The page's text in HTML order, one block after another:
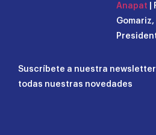
Anapat |
Gomariz,
Suscríbete a nuestra
todas nuestras novedades